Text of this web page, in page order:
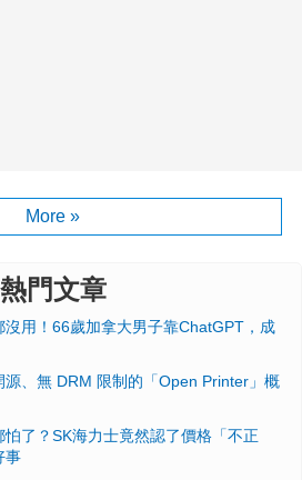
More »
熱門文章
用！66歲加拿大男子靠ChatGPT，成
、無 DRM 限制的「Open Printer」概
了？SK海力士竟然認了價格「不正
事